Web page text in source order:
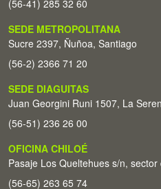
(56-41) 285 32 60
SEDE METROPOLITANA
Sucre 2397, Ñuñoa, Santiago
(56-2) 2366 71 20
SEDE DIAGUITAS
Juan Georgini Runi 1507, La
(56-51) 236 26 00
OFICINA CHILOÉ
Pasaje Los Queltehues s/n,
(56-65) 263 65 74